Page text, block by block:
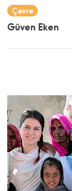
Çevre
Güven Eken